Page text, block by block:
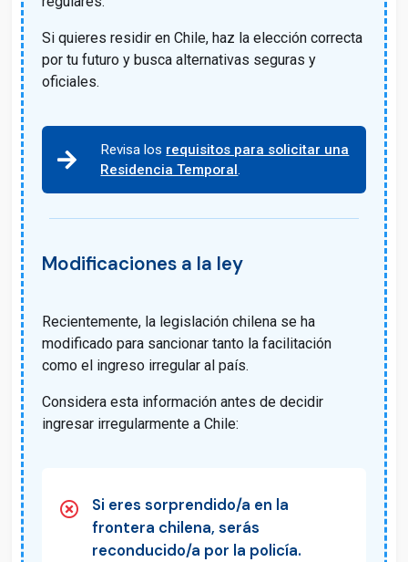
Si quieres residir en Chile, haz la elección correcta
por tu futuro y busca alternativas seguras y
oficiales.
Revisa los requisitos para solicitar una
Residencia Temporal.
Modificaciones a la ley
Recientemente, la legislación chilena se ha
modificado para sancionar tanto la facilitación
como el ingreso irregular al país.
Considera esta información antes de decidir
ingresar irregularmente a Chile:
Si eres sorprendido/a en la
frontera chilena, serás
reconducido/a por la policía.